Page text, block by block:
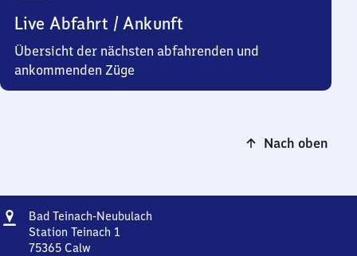
Live Abfahrt / Ankunft
Übersicht der nächsten abfahrenden und
ankommenden Züge
Nach oben
Adresse
Bad Teinach-Neubulach
Station Teinach 1
75365 Calw